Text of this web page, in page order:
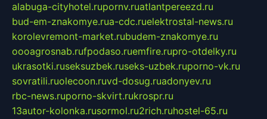
alabuga-cityhotel.rupornv.ruatlantpereezd.ru
bud-em-znakomye.rua-cdc.ruelektrostal-news.ru
korolevremont-market.rubudem-znakomye.ru
oooagrosnab.rufpodaso.ruemfire.rupro-otdelky.ru
ukrasotki.ruseksuzbek.ruseks-uzbek.ruporno-vk.ru
sovratili.ruolecoon.ruvd-dosug.ruadonyev.ru
rbc-news.ruporno-skvirt.rukrospr.ru
13autor-kolonka.rusormol.ru2rich.ruhostel-65.ru